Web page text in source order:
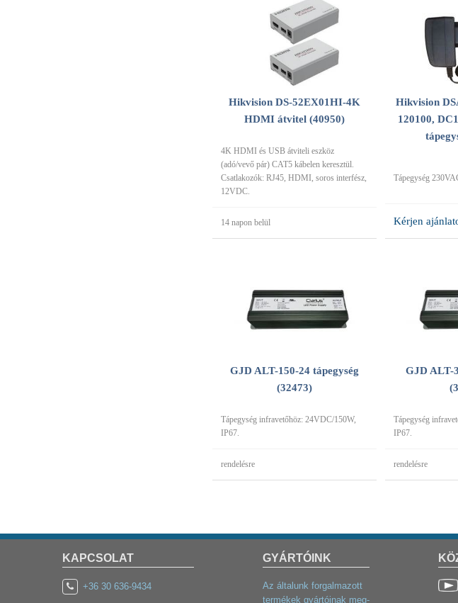
Hikvision DS-52EX01HI-4K
HDMI átvitel (40950)
4K HDMI és USB átviteli eszköz
(adó/vevő pár) CAT5 kábelen keresztül.
Csatlakozók: RJ45, HDMI, soros interfész,
12VDC.
14 napon belül
Hikvision
120100,
Tápegység
Kérjen
GJD ALT-150-24 tápegység
(32473)
Tápegység infravetőhöz: 24VDC/150W,
IP67.
rendelésre
GJD ALT-
Tápegység
IP67.
rendelésre
KAPCSOLAT
+36 30 636-9434
GYÁRTÓINK
Az általunk forgalmazott
termékek gyártóinak meg-